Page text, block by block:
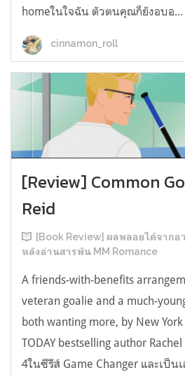
homeในใจฉัน ตัวตนคุณก็ยังอบอ...
cinnamon_roll
[Review] Common
Reid
[Book Review] ผลพลอยได้จากอ
หลังอ่านสารพัน MM Romance
A friends-with-benefits
veteran goalie and a much-
both wanting more, by New York
TODAY bestselling author
4ในซีรีส์ Game Changer และเป็น